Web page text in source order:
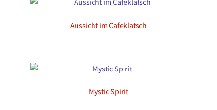
Aussicht im Cafeklatsch
Mystic Spirit